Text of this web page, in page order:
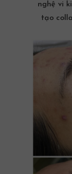
nghệ vi
tạo